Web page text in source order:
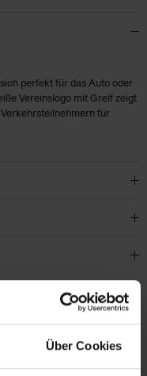
Über Cookies
perfekt für das Auto oder
Vereinslogo mit Greif zeigt
für